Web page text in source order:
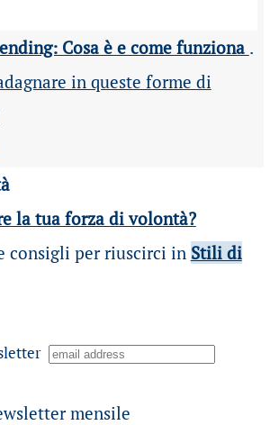
Cosa è e come funziona .
in queste forme di
la tua forza di volontà?
consigli per riuscirci in Stili di
mensile